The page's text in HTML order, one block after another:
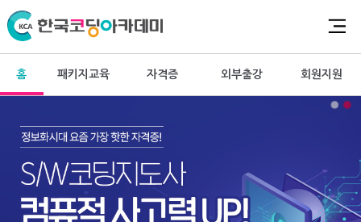
홈 패키지교육 자격증 외부출강 회원지원